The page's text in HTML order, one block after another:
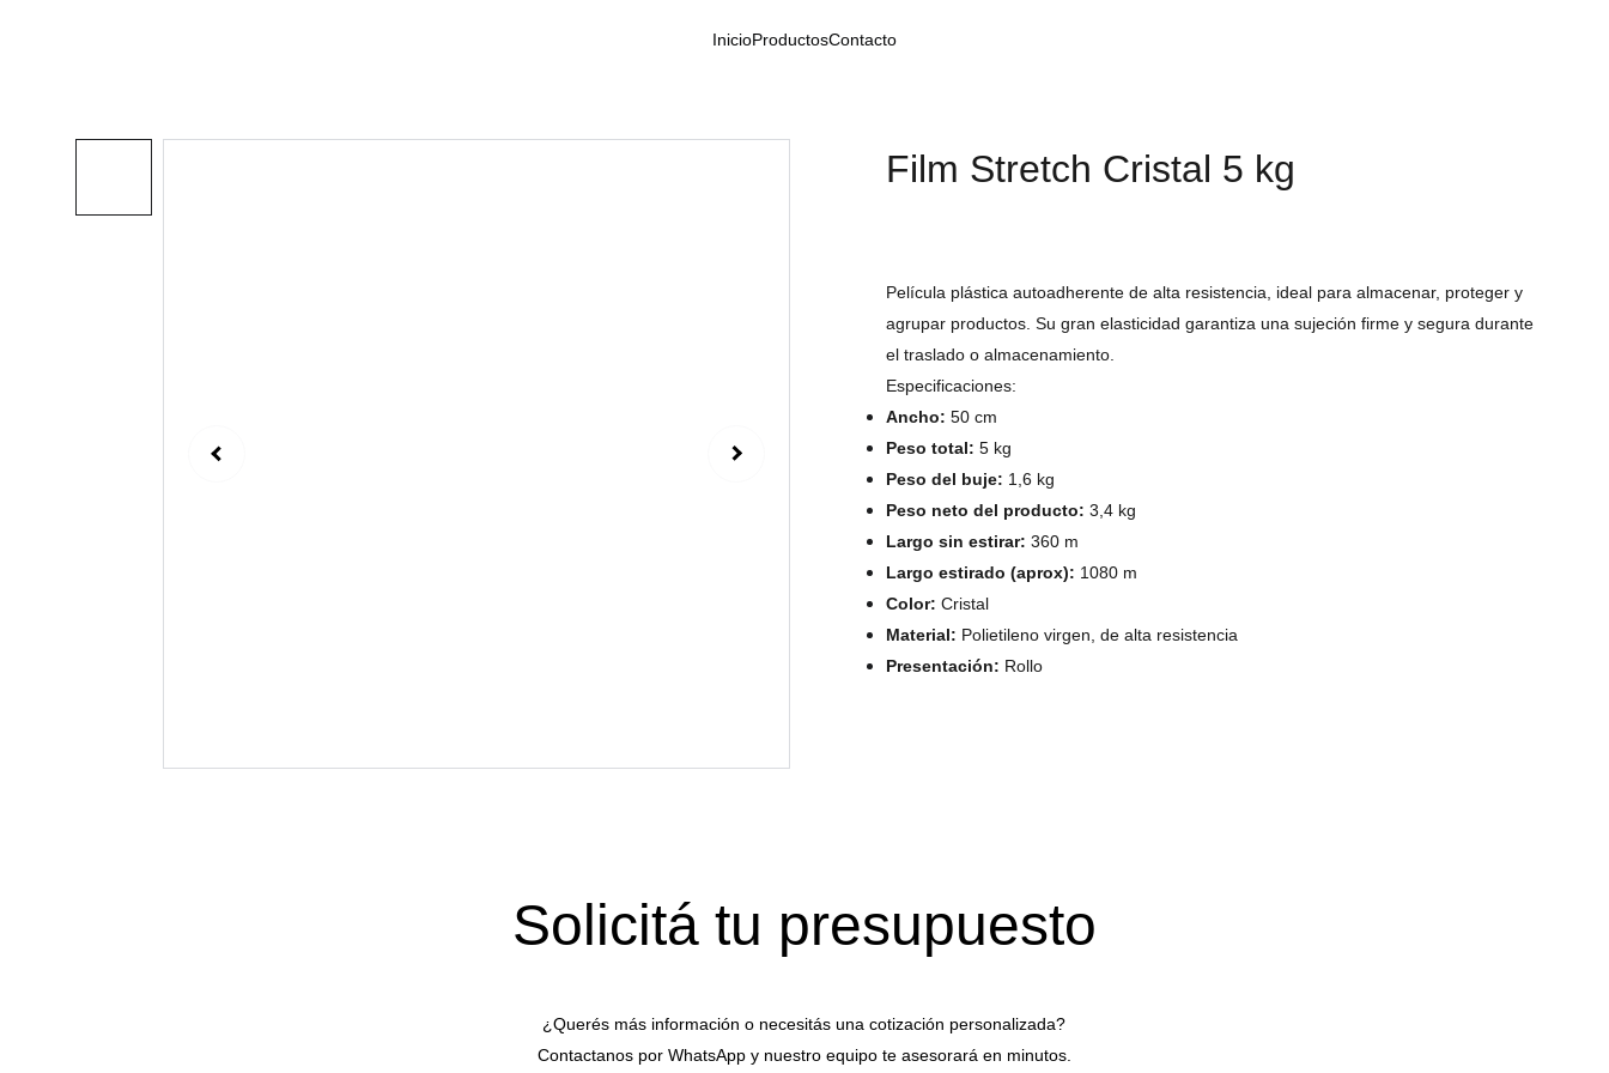
InicioProductosContacto
Film Stretch Cristal 5 kg
Película plástica autoadherente de alta resistencia, ideal para almacenar, proteger y
agrupar productos. Su gran elasticidad garantiza una sujeción firme y segura durante
el traslado o almacenamiento.
Especificaciones:
Ancho: 50 cm
Peso total: 5 kg
Peso del buje: 1,6 kg
Peso neto del producto: 3,4 kg
Largo sin estirar: 360 m
Largo estirado (aprox): 1080 m
Color: Cristal
Material: Polietileno virgen, de alta resistencia
Presentación: Rollo
Solicitá tu presupuesto
¿Querés más información o necesitás una cotización personalizada?
Contactanos por WhatsApp y nuestro equipo te asesorará en minutos.